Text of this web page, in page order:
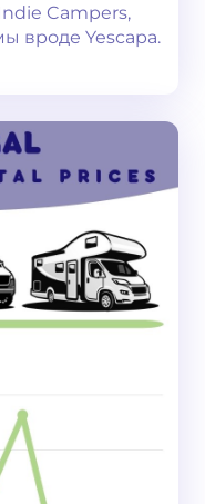
Campers,
вроде Yescapa.